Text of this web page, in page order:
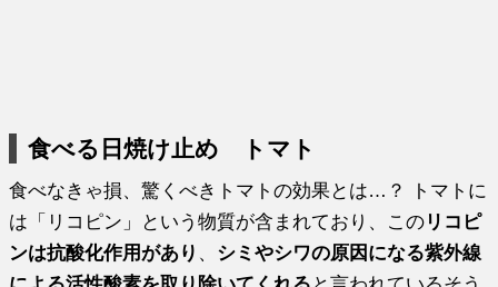
食べる日焼け止め トマト
食べなきゃ損、驚くべきトマトの効果とは…？ トマトに
は「リコピン」という物質が含まれており、この リコピ
ンは抗酸化作用があり 、 シミやシワの原因になる紫外線